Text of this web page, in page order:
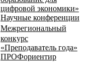
цифровой экономики»
Научные конференции
Межрегиональный
конкурс
«Преподаватель года»
ПРОФориентир